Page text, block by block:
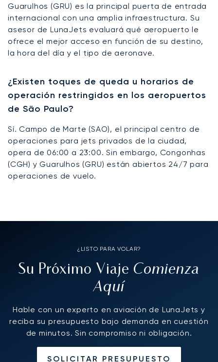
Guarulhos (GRU) es la principal puerta de entrada
internacional con una amplia infraestructura. Su
asesor de LunaJets evaluará qué aeropuerto le
ofrece el mejor acceso en función de su destino,
la hora del día y el tipo de aeronave.
¿Existen toques de queda u horarios de
operación restringidos en los aeropuertos
de São Paulo?
Sí. Campo de Marte (SAO), el principal centro de
operaciones para jets privados de la ciudad,
opera de 06:00 a 23:00. Sin embargo, Congonhas
(CGH) y Guarulhos (GRU) están abiertos 24/7 para
operaciones de vuelo.
¿LISTO PARA VOLAR?
Su Próximo Viaje Comienza
Aquí
Hable con un experto en aviación de LunaJets y
reciba su presupuesto bajo demanda en cuestión
de minutos. Sin compromiso ni obligación.
SOLICITAR PRESUPUESTO